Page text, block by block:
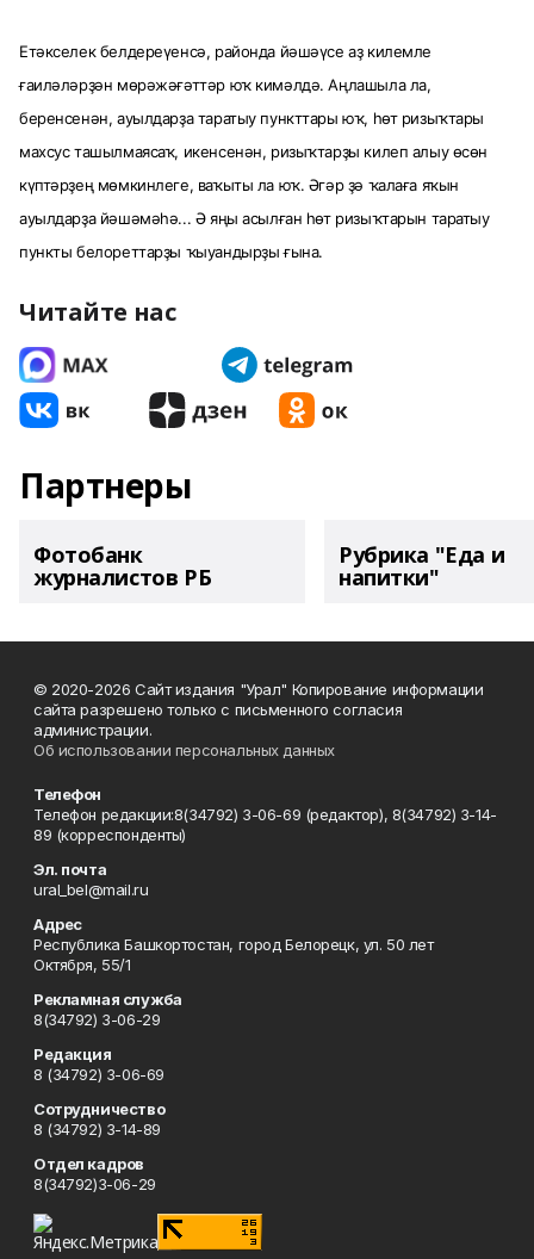
Етәкселек белдереүенсә, районда йәшәүсе аҙ килемле
ғаиләләрҙән мөрәжәғәттәр юҡ кимәлдә. Аңлашыла ла,
беренсенән, ауылдарҙа таратыу пункттары юҡ, һөт ризыҡтары
махсус ташылмаясаҡ, икенсенән, ризыҡтарҙы килеп алыу өсөн
күптәрҙең мөмкинлеге, ваҡыты ла юҡ. Әгәр ҙә ҡалаға яҡын
ауылдарҙа йәшәмәһә... Ә яңы асылған һөт ризыҡтарын таратыу
пункты белореттарҙы ҡыуандырҙы ғына.
Читайте нас
Партнеры
Фотобанк
журналистов РБ
Рубрика "Еда и
напитки"
© 2020-2026 Сайт издания "Урал" Копирование информации
сайта разрешено только с письменного согласия
администрации.
Об использовании персональных данных
Телефон
Телефон редакции:8(34792) 3-06-69 (редактор), 8(34792) 3-14-
89 (корреспонденты)
Эл. почта
ural_bel@mail.ru
Адрес
Республика Башкортостан, город Белорецк, ул. 50 лет
Октября, 55/1
Рекламная служба
8(34792) 3-06-29
Редакция
8 (34792) 3-06-69
Сотрудничество
8 (34792) 3-14-89
Отдел кадров
8(34792)3-06-29